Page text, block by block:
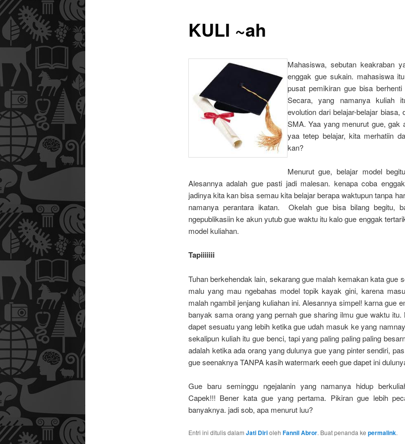
KULI ~ah
Mahasiswa, sebutan keakraban
enggak gue sukain. mahasiswa
pusat pemikiran gue bisa
Secara, yang namanya kuliah
evolution dari belajar-belajar biasa,
SMA. Yaa yang menurut gue, gak
yaa tetep belajar, kita merhatiin
kan?
Menurut gue, belajar model
Alesannya adalah gue pasti jadi malesan. kenapa coba
jadinya kita kan bisa semau kita belajar berapa waktupun tanpa
namanya perantara ikatan. Okelah gue bisa bilang begitu,
ngepublikasiin ke akun yutub gue waktu itu kalo gue enggak
model kuliahan.
Tapiiiiiii
Tuhan berkehendak lain, sekarang gue malah kemakan kata gue
malu yang mau ngebahas model topik kayak gini, karena
malah ngambil jenjang kuliahan ini. Alesannya simpel! karna gue
banyak sama orang yang pernah gue sharing ilmu gue waktu itu.
dapet sesuatu yang lebih ketika gue udah masuk ke yang
sekalipun kuliah itu gue benci, tapi yang paling paling paling
adalah ketika ada orang yang dulunya gue yang pinter sendiri,
gue seenaknya TANPA kasih watermark eeeh gue dapet ini
Gue baru seminggu ngejalanin yang namanya hidup
Capek!!! Bener kata gue yang pertama. Pikiran gue lebih
banyaknya. jadi sob, apa menurut luu?
Entri ini ditulis dalam Jati Dirioleh Fannil Abror. Buat penanda ke permalink.